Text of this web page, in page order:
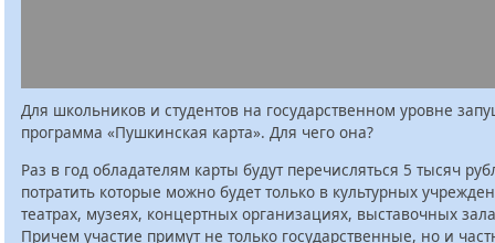
Для школьников и студентов на государственном уровне
программа «Пушкинская карта». Для чего она?
Раз в год обладателям карты будут перечисляться 5 тысяч
потратить которые можно будет только в культурных
театрах, музеях, концертных организациях, выставочных
Причем участие примут не только государственные, но и